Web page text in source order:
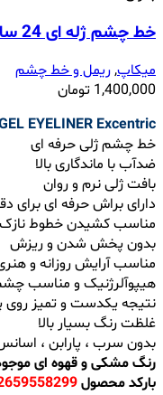
خط چشم ژله ای 24 ساعته پیررنه پروفشنال
میکاپ,ریمل و خط چشم
1,400,000 تومان
EYELINER Excentric
خط چشم ژلی حرفه ای
ضدآب با ماندگاری بالا
بافت ژلی نرم و روان
دارای براش حرفه ای برای
مناسب کشیدن خطوط
بدون پخش شدن و ریزش
مناسب آرایش روزانه و
هیپوآلرژنیک و مناسب
نتیجه یکدست و تمیز روی
غلظت رنگ بسیار بالا
بدون سرب ، پارابن ،
رنگ مشکی و قهوه ای
بارکد محصول